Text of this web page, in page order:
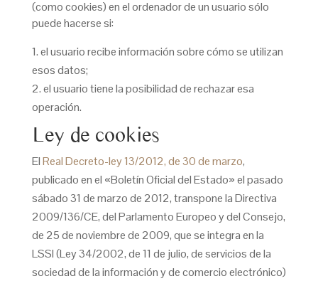
(como cookies) en el ordenador de un usuario sólo
puede hacerse si:
el usuario recibe información sobre cómo se utilizan
esos datos;
el usuario tiene la posibilidad de rechazar esa
operación.
Ley de cookies
ElReal Decreto-ley 13/2012, de 30 de marzo,
publicado en el «Boletín Oficial del Estado» el pasado
sábado 31 de marzo de 2012, transpone la Directiva
2009/136/CE, del Parlamento Europeo y del Consejo,
de 25 de noviembre de 2009, que se integra en la
LSSI (Ley 34/2002, de 11 de julio, de servicios de la
sociedad de la información y de comercio electrónico)